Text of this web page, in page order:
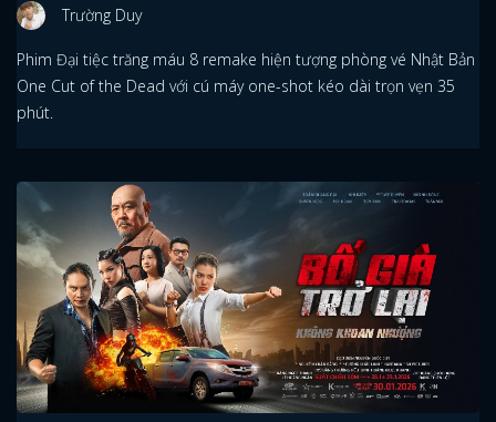
Trường Duy
Phim Đại tiệc trăng máu 8 remake hiện tượng phòng vé Nhật Bản
One Cut of the Dead với cú máy one-shot kéo dài trọn vẹn 35
phút.